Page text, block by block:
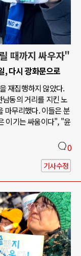
때까지 싸우자"
, 다시 광화문으로
재집행하지 않았다.
동의 거리를 지킨 노
마무리했다. 이들은 분
이기는 싸움이다", "윤
0
기사수정